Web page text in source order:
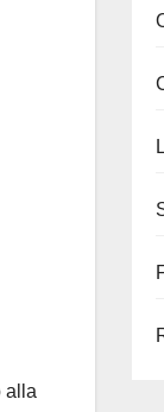
alla